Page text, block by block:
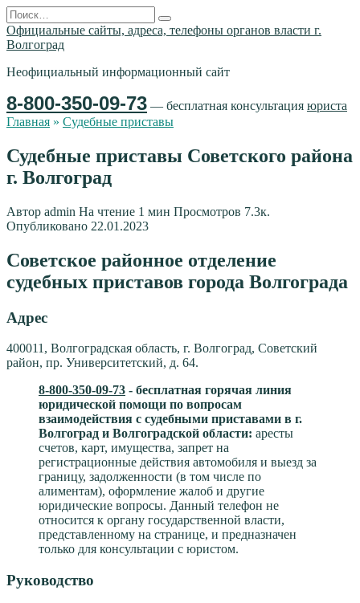
Перейти
к
содержанию
Search
for:
Официальные сайты, адреса, телефоны органов власти г.
Волгоград
Неофициальный информационный сайт
8-800-350-09-73 — бесплатная консультация юриста
Главная » Судебные приставы
Судебные приставы Советского района
г. Волгоград
Автор admin На чтение 1 мин Просмотров 7.3к.
Опубликовано 22.01.2023
Советское районное отделение
судебных приставов города Волгограда
Адрес
400011, Волгоградская область, г. Волгоград, Советский
район, пр. Университетский, д. 64.
8-800-350-09-73 - бесплатная горячая линия
юридической помощи по вопросам
взаимодействия с судебными приставами в г.
Волгоград и Волгоградской области: аресты
счетов, карт, имущества, запрет на
регистрационные действия автомобиля и выезд за
границу, задолженности (в том числе по
алиментам), оформление жалоб и другие
юридические вопросы. Данный телефон не
относится к органу государственной власти,
представленному на странице, и предназначен
только для консультации с юристом.
Руководство